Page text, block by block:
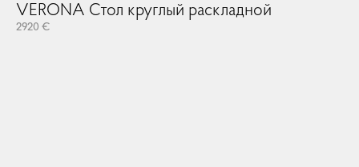
VERONA Стол круглый раскладной
2920 €